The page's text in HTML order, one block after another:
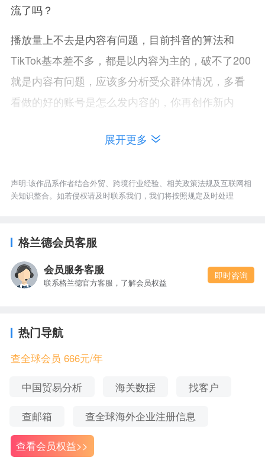
流了吗？
播放量上不去是内容有问题，目前抖音的算法和
TikTok基本差不多，都是以内容为主的，破不了200
就是内容有问题，应该多分析受众群体情况，多看
看做的好的账号是怎么发内容的，你再创作新内
可以带货。但是TikTok对大部分外贸网站来说，目前
起到一个引流的作用。通过TikTok营销，把你的产品
提高品牌影响力。对个人用户来说的话，直播带货
是比较困难的，因为你要经历的一个事情就是选
品！！，选品不管在任何平台都是尤为重要的，你
稳定，而且现在带货都是有基础要求的，
者独立站才可以的。
①拍摄短视频，进行投放，适合刚接触TikTok的人。
展开更多
声明:该作品系作者结合外贸、跨境行业经验、相关政策法规及互联网相
关知识整合。如若侵权请及时联系我们，我们将按照规定及时处理
格兰德会员客服
会员服务客服
联系格兰德官方客服，了解会员权益
即时咨询
热门导航
查全球会员 666元/年
中国贸易分析 海关数据 找客户
查邮箱 查全球海外企业注册信息
查看会员权益>>